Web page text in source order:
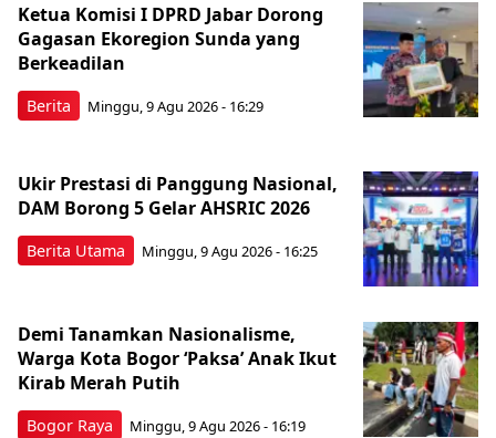
Berita
Ketua Komisi I DPRD Jabar Dorong
Gagasan Ekoregion Sunda yang
Berkeadilan
Minggu, 9 Agu 2026 - 16:29
Berita Utama
Ukir Prestasi di Panggung Nasional,
DAM Borong 5 Gelar AHSRIC 2026
Minggu, 9 Agu 2026 - 16:25
Bogor Raya
Demi Tanamkan Nasionalisme,
Warga Kota Bogor ‘Paksa’ Anak Ikut
Kirab Merah Putih
Minggu, 9 Agu 2026 - 16:19